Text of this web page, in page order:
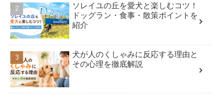
ソレイユの丘を愛犬と楽しむコツ！
ドッグラン・食事・散策ポイントを
紹介
犬が人のくしゃみに反応する理由と
その心理を徹底解説